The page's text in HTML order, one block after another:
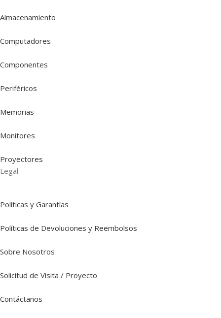
Almacenamiento
Computadores
Componentes
Periféricos
Memorias
Monitores
Proyectores
Legal
Políticas y Garantías
Políticas de Devoluciones y Reembolsos
Sobre Nosotros
Solicitud de Visita / Proyecto
Contáctanos